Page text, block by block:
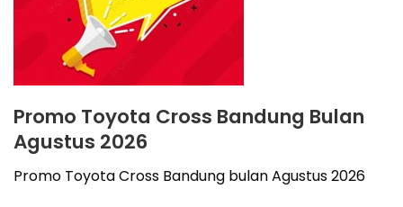
Promo Toyota Cross Bandung Bulan
Agustus 2026
Promo Toyota Cross Bandung bulan Agustus 2026